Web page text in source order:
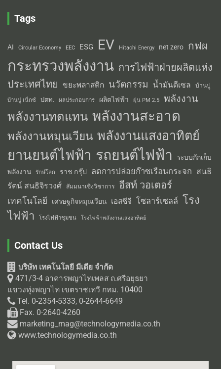
Tags
AI Circular Economy EEC ESG EV Hitachi Energy net zero กฟผ
กระทรวงพลังงาน การไฟฟ้าฝ่ายผลิตแห่ง
ประเทศไทย
ขยะพลาสติก นวัตกรรม น้ำมันดีเซล บ้านปู
บ้านปู เน็กซ์ ปตท. ผลประกอบการ ผลิตไฟฟ้า ฝุ่น PM 2.5 พลังงาน
พลังงานทดแทน พลังงานสะอาด
พลังงานหมุนเวียน พลังงานแสงอาทิตย์
ยานยนต์ไฟฟ้า รถยนต์ไฟฟ้า
ระบบกักเก็บ
พลังงาน
รักษ์โลก ราช กรุ๊ป ลดการปล่อยก๊าซเรือนกระจก สนธิ
รัตน์ สนธิจิรวงศ์
สัมมนาเชิงวิชาการ อีสท์ วอเตอร์
เทคโนโลยี เศรษฐกิจหมุนเวียน เอสซีจี โซลาร์เซลล์ โรง
ไฟฟ้า
โรงไฟฟ้าชุมชน โรงไฟฟ้าพลังงานแสงอาทิตย์
Contact Us
บริษัท เทคโนโลยี มีเดีย จำกัด
471/3-4 อาคารพญาไทเพลส ถ.ศรีอยุธยา
แขวงทุ่งพญาไท เขตราชเทวี กทม. 10400
Tel. 0-2354-5333, 0-2644-6649
Fax. 0-2640-4260
marketing_mag@technologymedia.co.th
www.technologymedia.co.th